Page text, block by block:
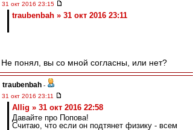
31 окт 2016 23:15
traubenbah » 31 окт 2016 23:11
Не понял, вы со мной согласны, или нет?
traubenbah -
31 окт 2016 23:11
Allig » 31 окт 2016 22:58
Давайте про Попова!
Считаю, что если он подтянет физику - всем